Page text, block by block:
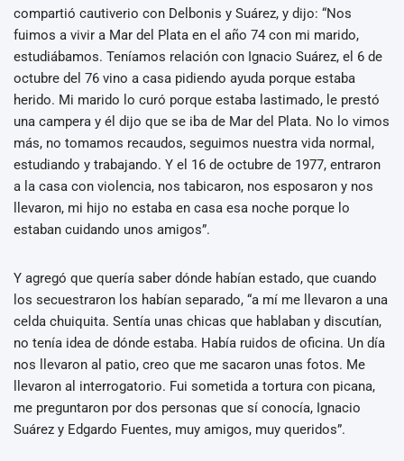
compartió cautiverio con Delbonis y Suárez, y dijo: “Nos
fuimos a vivir a Mar del Plata en el año 74 con mi marido,
estudiábamos. Teníamos relación con Ignacio Suárez, el 6 de
octubre del 76 vino a casa pidiendo ayuda porque estaba
herido. Mi marido lo curó porque estaba lastimado, le prestó
una campera y él dijo que se iba de Mar del Plata. No lo vimos
más, no tomamos recaudos, seguimos nuestra vida normal,
estudiando y trabajando. Y el 16 de octubre de 1977, entraron
a la casa con violencia, nos tabicaron, nos esposaron y nos
llevaron, mi hijo no estaba en casa esa noche porque lo
estaban cuidando unos amigos”.
Y agregó que quería saber dónde habían estado, que cuando
los secuestraron los habían separado, “a mí me llevaron a una
celda chuiquita. Sentía unas chicas que hablaban y discutían,
no tenía idea de dónde estaba. Había ruidos de oficina. Un día
nos llevaron al patio, creo que me sacaron unas fotos. Me
llevaron al interrogatorio. Fui sometida a tortura con picana,
me preguntaron por dos personas que sí conocía, Ignacio
Suárez y Edgardo Fuentes, muy amigos, muy queridos”.